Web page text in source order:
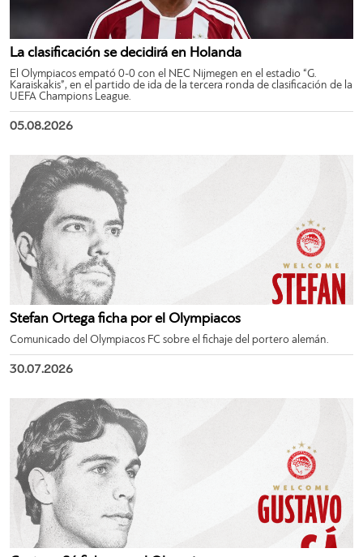
La clasificación se decidirá en Holanda
El Olympiacos empató 0-0 con el NEC Nijmegen en el estadio “G.
Karaiskakis”, en el partido de ida de la tercera ronda de clasificación de la
UEFA Champions League.
05.08.2026
Stefan Ortega ficha por el Olympiacos
Comunicado del Olympiacos FC sobre el fichaje del portero alemán.
30.07.2026